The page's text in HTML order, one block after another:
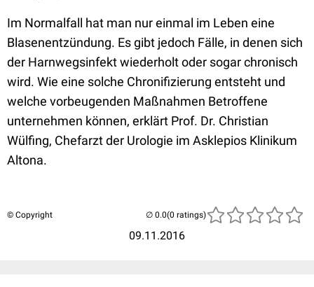
Im Normalfall hat man nur einmal im Leben eine
Blasenentzündung. Es gibt jedoch Fälle, in denen sich
der Harnwegsinfekt wiederholt oder sogar chronisch
wird. Wie eine solche Chronifizierung entsteht und
welche vorbeugenden Maßnahmen Betroffene
unternehmen können, erklärt Prof. Dr. Christian
Wülfing, Chefarzt der Urologie im Asklepios Klinikum
Altona.
© Copyright
09.11.2016
(0 ratings)